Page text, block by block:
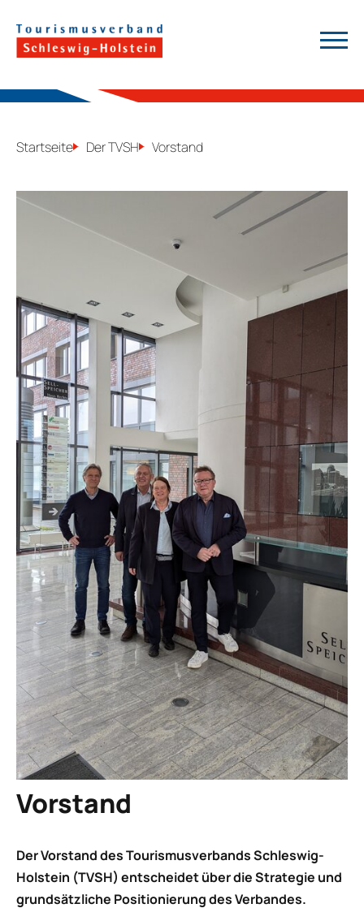
a
Startseite Der TVSH Vorstand
Vorstand
Der Vorstand des Tourismusverbands Schleswig-
Holstein (TVSH) entscheidet über die Strategie und
grundsätzliche Positionierung des Verbandes.